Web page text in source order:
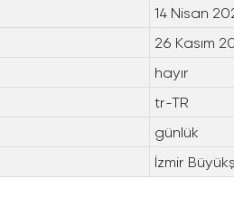
14 Nisan
26 Kasım
hayır
tr-TR
günlük
İzmir